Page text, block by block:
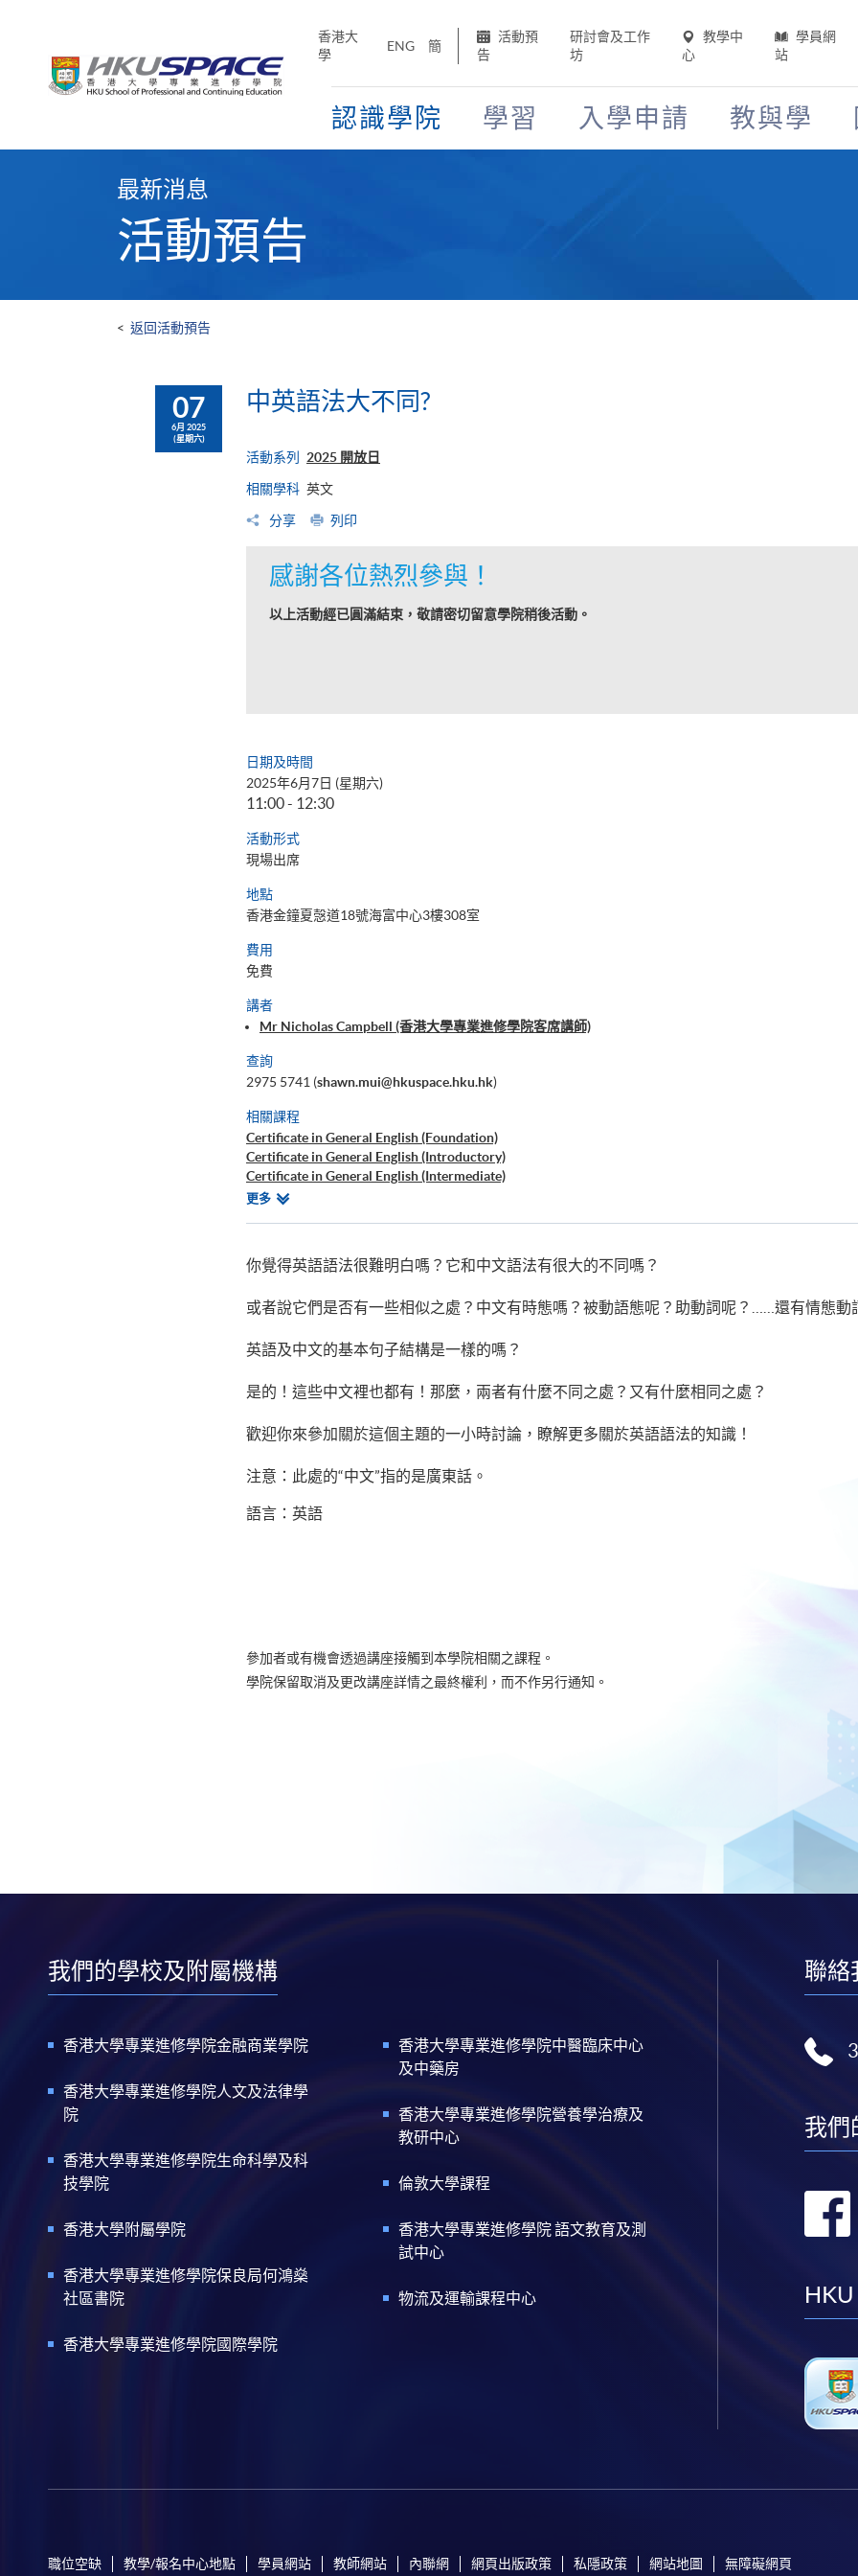
香港大
學
ENG 簡
活動預
告
研討會及工作
坊
教學中
心
學員網
站
認識學院 學習 入學申請 教與學
最新消息
活動預告
< 返回活動預告
07
6月 2025
(星期六)
中英語法大不同?
活動系列 2025 開放日
相關學科 英文
分享 列印
感謝各位熱烈參與！
以上活動經已圓滿結束，敬請密切留意學院稍後活動。
日期及時間
2025年6月7日 (星期六)
11:00 - 12:30
活動形式
現場出席
地點
香港金鐘夏愨道18號海富中心3樓308室
費用
免費
講者
Mr Nicholas Campbell (香港大學專業進修學院客席講師)
查詢
2975 5741 (shawn.mui@hkuspace.hku.hk)
相關課程
Certificate in General English (Foundation)
Certificate in General English (Introductory)
Certificate in General English (Intermediate)
Certificate in General English (Upper Intermediate)
Active Grammar 1
更多相
程
你覺得英語語法很難明白嗎？它和中文語法有很大的不同嗎？
或者說它們是否有一些相似之處？中文有時態嗎？被動語態呢？助動詞呢？……還有情態動
英語及中文的基本句子結構是一樣的嗎？
是的！這些中文裡也都有！那麼，兩者有什麼不同之處？又有什麼相同之處？
歡迎你來參加關於這個主題的一小時討論，瞭解更多關於英語語法的知識！
注意：此處的“中文”指的是廣東話。
語言：英語
參加者或有機會透過講座接觸到本學院相關之課程。
學院保留取消及更改講座詳情之最終權利，而不作另行通知。
我們的學校及附屬機構
香港大學專業進修學院金融商業學院
香港大學專業進修學院人文及法律學
院
香港大學專業進修學院生命科學及科
技學院
香港大學附屬學院
香港大學專業進修學院保良局何鴻燊
社區書院
香港大學專業進修學院國際學院
香港大學專業進修學院中醫臨床中心
及中藥房
香港大學專業進修學院營養學治療及
教研中心
倫敦大學課程
香港大學專業進修學院 語文教育及測
試中心
物流及運輸課程中心
聯絡
我們
HKU
職位空缺 教學/報名中心地點 學員網站 教師網站 內聯網 網頁出版政策 私隱政策 網站地圖 無障礙網頁